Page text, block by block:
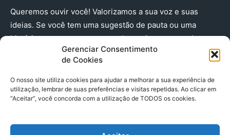
Gerenciar Consentimento
de Cookies
O nosso site utiliza cookies para ajudar a melhorar a sua experiência de
utilização, lembrar de suas preferências e visitas repetidas. Ao clicar em
“Aceitar”, você concorda com a utilização de TODOS os cookies.
Queremos ouvir você! Valorizamos a sua voz e suas
ideias. Se você tem uma sugestão de pauta ou uma
história que merece ser contada, envie-nos agora!
(91) 98224 - 3111